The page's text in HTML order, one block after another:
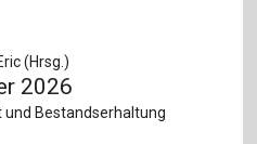
(Hrsg.)
2026
Bestandserhaltung